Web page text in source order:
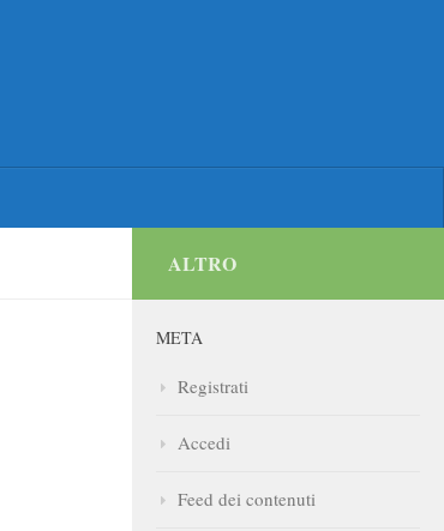
ALTRO
META
Registrati
Accedi
Feed dei contenuti